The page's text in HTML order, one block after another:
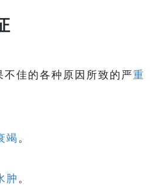
不佳的各种原因所致的严重
竭 。
肿 。